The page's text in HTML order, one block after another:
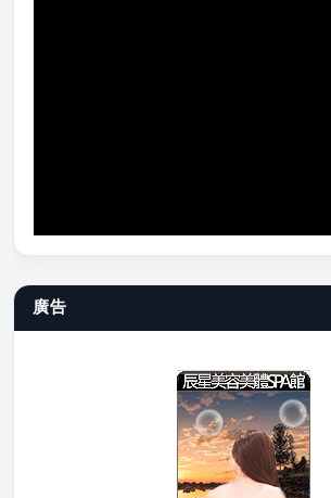
廣告